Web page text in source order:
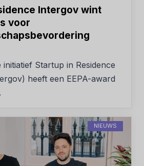
Intergov wint
voor
Startup in Residence
heeft een EEPA-award
NIEUWS